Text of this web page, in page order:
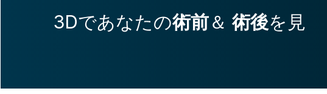
3Dであなたの術前＆術後を見